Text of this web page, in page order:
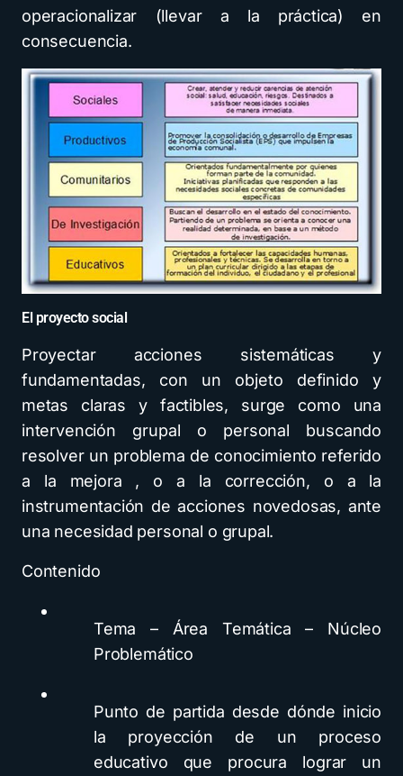
operacionalizar (llevar a la práctica) en
consecuencia.
El proyecto social
Proyectar acciones sistemáticas y
fundamentadas, con un objeto definido y
metas claras y factibles, surge como una
intervención grupal o personal buscando
resolver un problema de conocimiento referido
a la mejora , o a la corrección, o a la
instrumentación de acciones novedosas, ante
una necesidad personal o grupal.
Contenido
Tema – Área Temática – Núcleo
Problemático
Punto de partida desde dónde inicio
la proyección de un proceso
educativo que procura lograr un